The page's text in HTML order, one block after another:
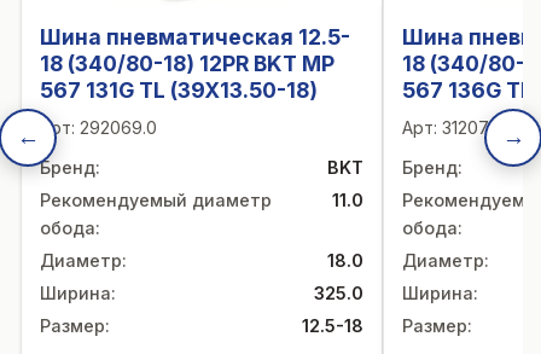
←
Шина пневматическая 12.5-
18 (340/80-18) 12PR BKT MP
567 131G TL (39X13.50-18)
Арт: 292069.0
Бренд:
BKT
Рекомендуемый диаметр
обода:
11.0
Диаметр:
18.0
Ширина:
325.0
Размер: 12.5-18
Шина
18 (340/80-
567 136G
Арт: 312071.0
Бренд:
обода:
Диаметр:
Ширина:
Размер:
→